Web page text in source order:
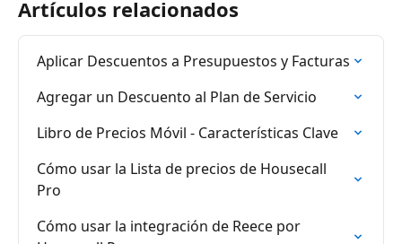
Artículos relacionados
Aplicar Descuentos a Presupuestos y Facturas
Agregar un Descuento al Plan de Servicio
Libro de Precios Móvil - Características Clave
Cómo usar la Lista de precios de Housecall
Pro
Cómo usar la integración de Reece por